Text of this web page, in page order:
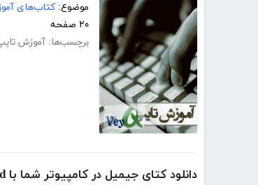
موضوع: کتاب‌های
۲۰ صفحه
برچسب‌ها: آموزش
دانلود کتای جیمیل در کامپیوتر شما با Thunderbird